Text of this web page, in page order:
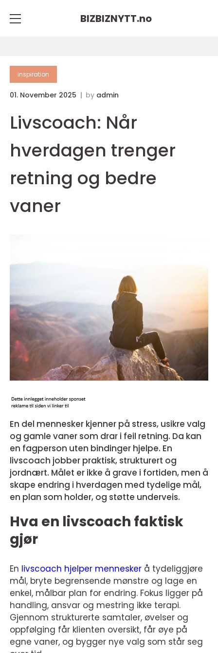
BIZBIZNYTT.no
inspiration
01. November 2025 by admin
Livscoach: Når
hverdagen trenger
retning og bedre
vaner
En del mennesker kjenner på stress, usikre valg
og gamle vaner som drar i feil retning. Da kan
en fagperson uten bindinger hjelpe. En
livscoach jobber praktisk, strukturert og
jordnært. Målet er ikke å grave i fortiden, men å
skape endring i hverdagen med tydelige mål,
en plan som holder, og støtte underveis.
Hva en livscoach faktisk
gjør
En livscoach hjelper mennesker å tydeliggjøre
mål, bryte begrensende mønstre og lage en
enkel, målbar plan for endring. Fokus ligger på
handling, ansvar og mestring ikke terapi.
Gjennom strukturerte samtaler, øvelser og
oppfølging får klienten oversikt, får øye på
egne vaner, og bygger nye valg som står seg